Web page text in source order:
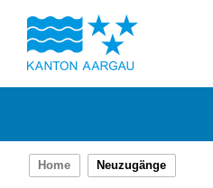
Home Neuzugänge